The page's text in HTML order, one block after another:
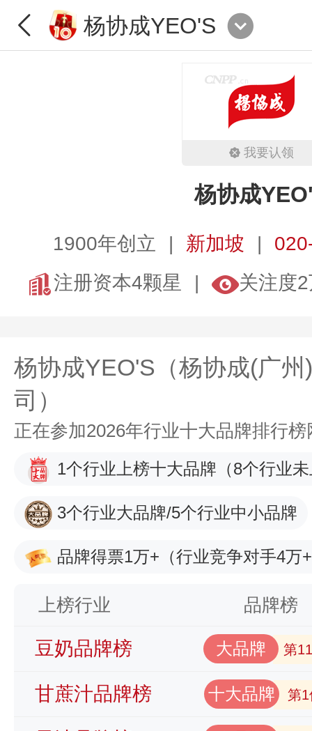
杨协成YEO'S
我要认领
杨协成
1900年创立 新加坡
注册资本4颗星
关注度
杨协成YEO'S（杨协成(广
司）
正在参加2026年行业十大品牌排行
1个行业上榜十大品牌 （8个行业
3个行业大品牌/5个行业中小品牌
品牌得票1万+ （行业竞争对手4万
上榜行业 品牌榜
豆奶品牌榜 大品牌 第
甘蔗汁品牌榜 十大品牌 第1